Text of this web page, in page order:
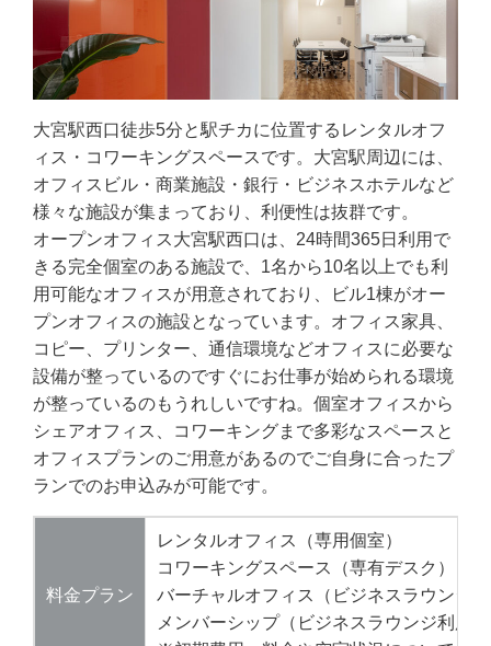
大宮駅西口徒歩5分と駅チカに位置するレンタルオフ
ィス・コワーキングスペースです。大宮駅周辺には、
オフィスビル・商業施設・銀行・ビジネスホテルなど
様々な施設が集まっており、利便性は抜群です。
オープンオフィス大宮駅西口は、24時間365日利用で
きる完全個室のある施設で、1名から10名以上でも利
用可能なオフィスが用意されており、ビル1棟がオー
プンオフィスの施設となっています。オフィス家具、
コピー、プリンター、通信環境などオフィスに必要な
設備が整っているのですぐにお仕事が始められる環境
が整っているのもうれしいですね。個室オフィスから
シェアオフィス、コワーキングまで多彩なスペースと
オフィスプランのご用意があるのでご自身に合ったプ
ランでのお申込みが可能です。
料金プラン
レンタルオフィス（専用個室）
コワーキングスペース（専有デスク）
バーチャルオフィス（ビジネスラウンジ
メンバーシップ（ビジネスラウンジ利用